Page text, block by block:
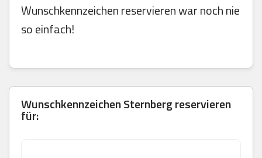
Wunschkennzeichen reservieren war noch nie
so einfach!
Wunschkennzeichen Sternberg reservieren
für: